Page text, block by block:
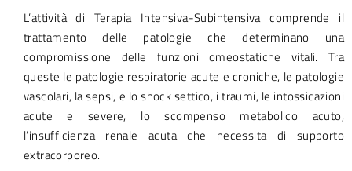
L’attività di Terapia Intensiva-Subintensiva comprende il
trattamento delle patologie che determinano una
compromissione delle funzioni omeostatiche vitali. Tra
queste le patologie respiratorie acute e croniche, le patologie
vascolari, la sepsi, e lo shock settico, i traumi, le intossicazioni
acute e severe, lo scompenso metabolico acuto,
l’insufficienza renale acuta che necessita di supporto
extracorporeo.